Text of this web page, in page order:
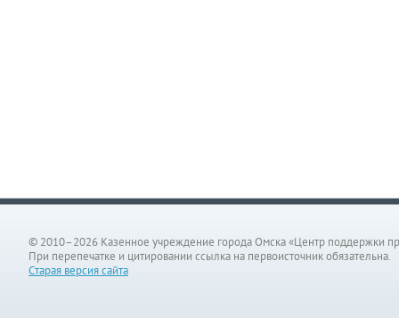
© 2010–2026 Казенное учреждение города Омска «Центр поддержки
При перепечатке и цитировании ссылка на первоисточник обязательна.
Старая версия сайта